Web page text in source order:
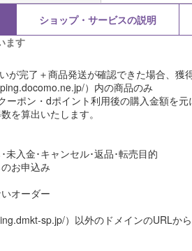
ショップ・サービスの説明
ます
が完了＋商品発送が確認できた場合、獲
）内の商品のみ
ポン・dポイント利用後の購入金額を元
を算出いたします。
未入金･キャンセル･返品･転売目的
お申込み
オーダー
sp.jp/）以外のドメインのURLか